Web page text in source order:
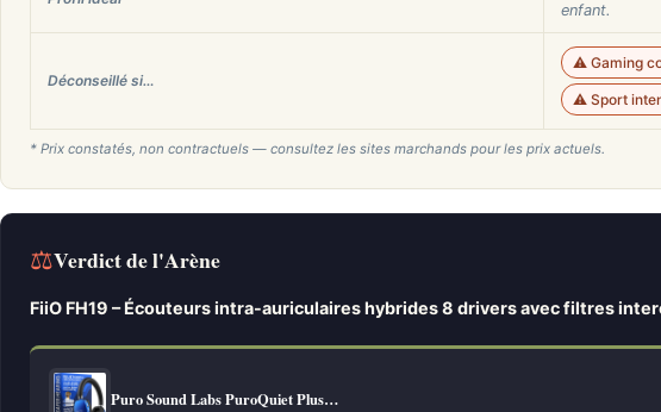
enfant.
Déconseillé si…
⚠️ Gaming
⚠️ Sport
* Prix constatés, non contractuels — consultez les sites marchands pour les prix actuels.
⚖Verdict de l'Arène
FiiO FH19 – Écouteurs intra-auriculaires hybrides 8 drivers avec filtres
Puro Sound Labs PuroQuiet Plus…